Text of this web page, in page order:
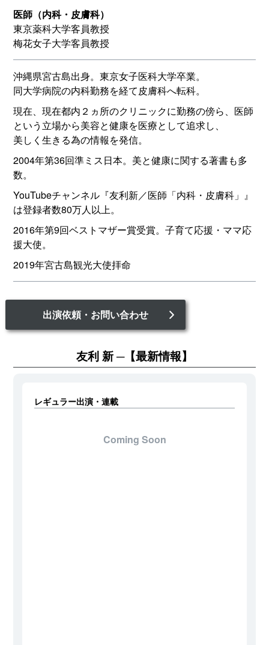
医師（内科・皮膚科）
東京薬科大学客員教授
梅花女子大学客員教授
沖縄県宮古島出身。東京女子医科大学卒業。
同大学病院の内科勤務を経て皮膚科へ転科。
現在、現在都内２ヵ所のクリニックに勤務の傍ら、医師
という立場から美容と健康を医療として追求し、
美しく生きる為の情報を発信。
2004年第36回準ミス日本。美と健康に関する著書も多
数。
YouTubeチャンネル『友利新／医師「内科・皮膚科」』
は登録者数80万人以上。
2016年第9回ベストマザー賞受賞。子育て応援・ママ応
援大使。
2019年宮古島観光大使拝命
出演依頼・お問い合わせ
友利 新 【最新情報】
レギュラー出演・連載
Coming Soon